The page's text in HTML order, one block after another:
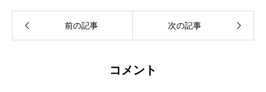
コメント